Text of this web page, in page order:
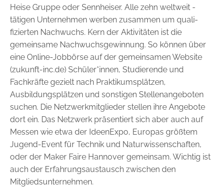
Heise Gruppe oder Sennheiser. Alle zehn weltweit ­
tätigen Unternehmen werben zusammen um quali­
fizierten Nachwuchs. Kern der Aktivitäten ist die
gemeinsame Nachwuchs­gewinnung. So können über
eine Online-Jobbörse auf der ­gemeinsamen Website
(zukunft-inc.de) Schüler*innen, Studierende und
Fachkräfte gezielt nach Praktikumsplätzen,
Ausbildungsplätzen und sonstigen Stellenangeboten
suchen. Die Netzwerkmitglieder stellen ihre ­Angebote
dort ein. Das Netzwerk präsentiert sich aber auch auf
Messen wie etwa der IdeenExpo, Europas größtem
Jugend-Event für Technik und Naturwissenschaften,
oder der Maker Faire Hannover gemeinsam. Wichtig ist
auch der Erfahrungsaustausch zwischen den
Mitglieds­unternehmen.